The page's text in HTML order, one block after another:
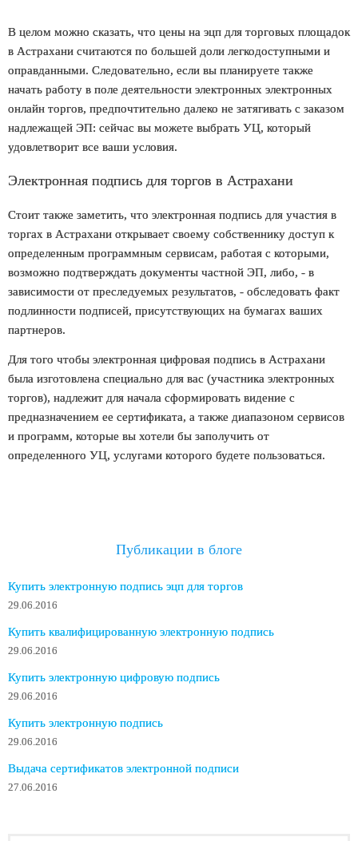
В целом можно сказать, что цены на эцп для торговых площадок
в Астрахани считаются по большей доли легкодоступными и
оправданными. Следовательно, если вы планируете также
начать работу в поле деятельности электронных электронных
онлайн торгов, предпочтительно далеко не затягивать с заказом
надлежащей ЭП: сейчас вы можете выбрать УЦ, который
удовлетворит все ваши условия.
Электронная подпись для торгов в Астрахани
Стоит также заметить, что электронная подпись для участия в
торгах в Астрахани открывает своему собственнику доступ к
определенным программным сервисам, работая с которыми,
возможно подтверждать документы частной ЭП, либо, - в
зависимости от преследуемых результатов, - обследовать факт
подлинности подписей, присутствующих на бумагах ваших
партнеров.
Для того чтобы электронная цифровая подпись в Астрахани
была изготовлена специально для вас (участника электронных
торгов), надлежит для начала сформировать видение с
предназначением ее сертификата, а также диапазоном сервисов
и программ, которые вы хотели бы заполучить от
определенного УЦ, услугами которого будете пользоваться.
Публикации в блоге
Купить электронную подпись эцп для торгов
29.06.2016
Купить квалифицированную электронную подпись
29.06.2016
Купить электронную цифровую подпись
29.06.2016
Купить электронную подпись
29.06.2016
Выдача сертификатов электронной подписи
27.06.2016